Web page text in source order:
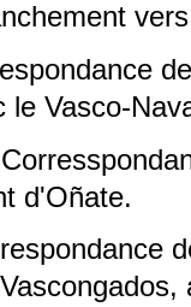
le Vasco-
d'Oñate.